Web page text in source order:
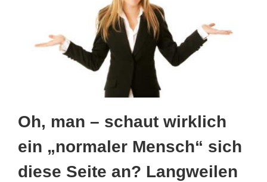
Oh, man – schaut wirklich
ein „normaler Mensch“ sich
diese Seite an? Langweilen